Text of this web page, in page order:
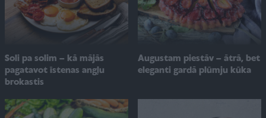
Soli pa solim – kā mājās
pagatavot īstenas angļu
brokastis
Augustam piestāv – ātrā, bet
eleganti gardā plūmju kūka